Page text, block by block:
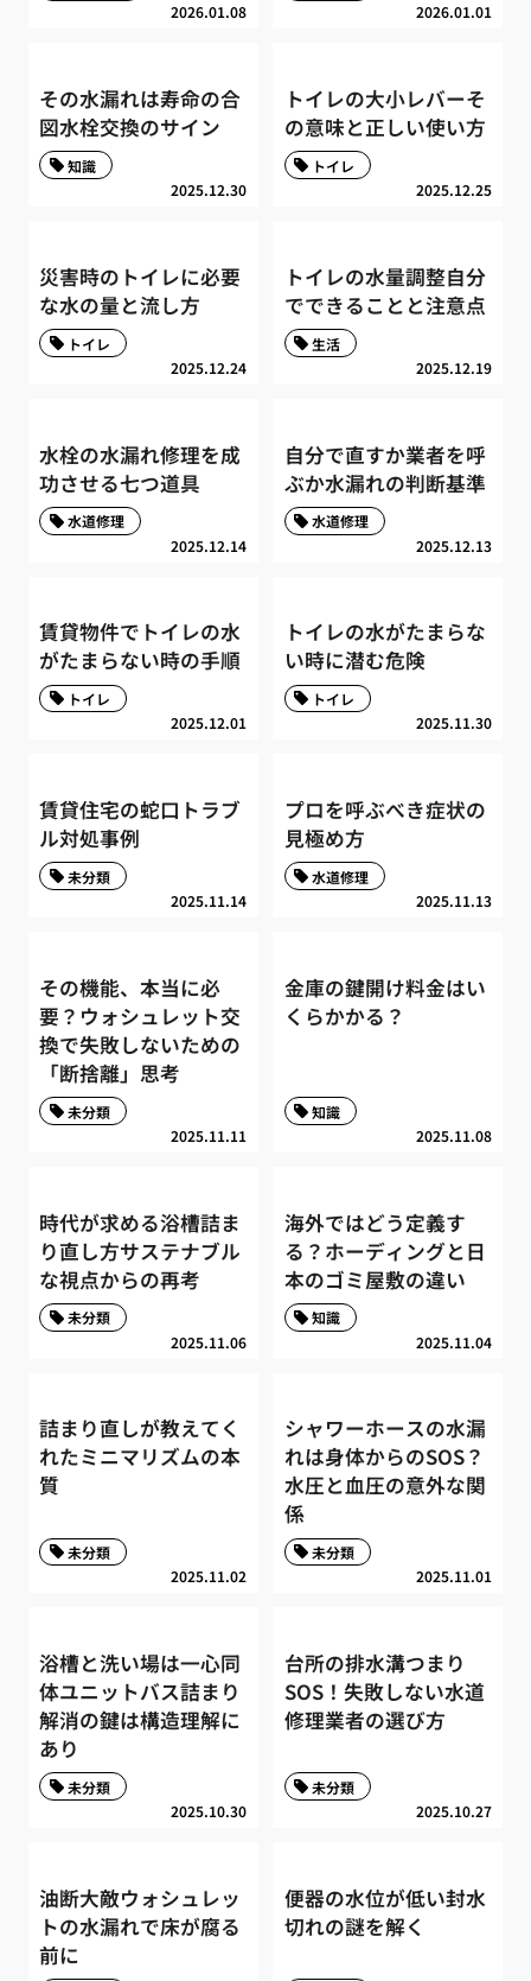
2026.01.08 2026.01.01
その水漏れは寿命の合
図水栓交換のサイン
2025.12.30
知識
トイレの大小レバーそ
の意味と正しい使い方
2025.12.25
トイレ
災害時のトイレに必要
な水の量と流し方
2025.12.24
トイレ
トイレの水量調整自分
でできることと注意点
2025.12.19
生活
水栓の水漏れ修理を成
功させる七つ道具
2025.12.14
水道修理
自分で直すか業者を呼
ぶか水漏れの判断基準
2025.12.13
水道修理
賃貸物件でトイレの水
がたまらない時の手順
2025.12.01
トイレ
トイレの水がたまらな
い時に潜む危険
2025.11.30
トイレ
賃貸住宅の蛇口トラブ
ル対処事例
2025.11.14
未分類
プロを呼ぶべき症状の
見極め方
2025.11.13
水道修理
その機能、本当に必
要？ウォシュレット交
換で失敗しないための
「断捨離」思考
2025.11.11
未分類
金庫の鍵開け料金はい
くらかかる？
2025.11.08
知識
時代が求める浴槽詰ま
り直し方サステナブル
な視点からの再考
2025.11.06
未分類
海外ではどう定義す
る？ホーディングと日
本のゴミ屋敷の違い
2025.11.04
知識
詰まり直しが教えてく
れたミニマリズムの本
質
2025.11.02
未分類
シャワーホースの水漏
れは身体からのSOS？
水圧と血圧の意外な関
係
2025.11.01
未分類
浴槽と洗い場は一心同
体ユニットバス詰まり
解消の鍵は構造理解に
あり
2025.10.30
未分類
台所の排水溝つまり
SOS！失敗しない水道
修理業者の選び方
2025.10.27
未分類
油断大敵ウォシュレッ
トの水漏れで床が腐る
前に
便器の水位が低い封水
切れの謎を解く